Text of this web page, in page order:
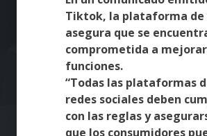
Tiktok, la plataforma de
asegura que se
comprometida a
funciones.
“Todas las plataformas
redes sociales deben
con las reglas y
que los consumidores